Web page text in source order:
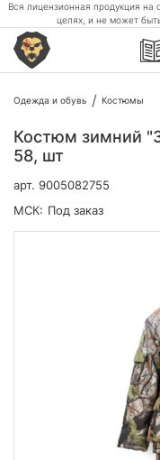
Вся лицензионная продукция на
целях, и не может
Одежда и обувь Костюмы
Костюм зимний
58, шт
арт. 9005082755
МСК: Под заказ